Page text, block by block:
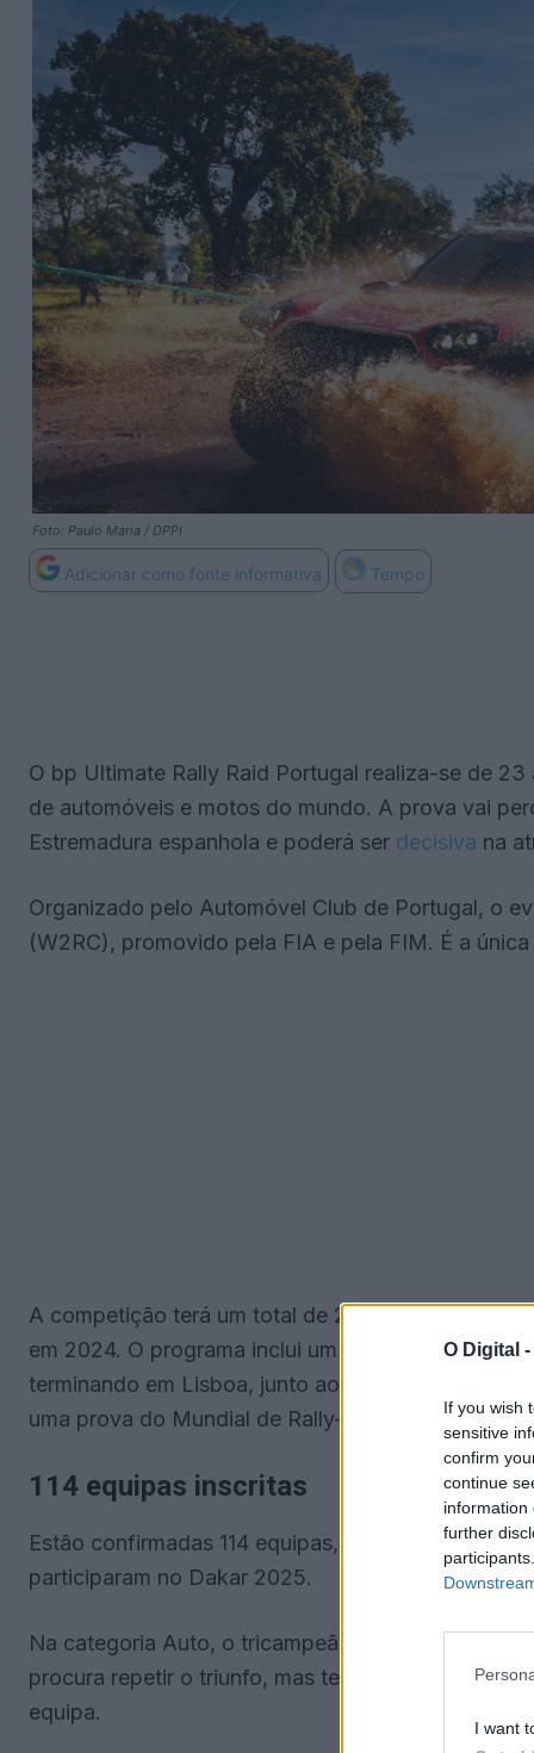
O Digital -
If you wish
sensitive
confirm
continue
information
further
I want
Foto: Paulo Maria / DPPI
Adicionar como fonte informativa Tempo
O bp Ultimate Rally Raid Portugal realiza-se de
de automóveis e motos do mundo. A prova vai
Estremadura espanhola e poderá ser decisiva na
Organizado pelo Automóvel Club de Portugal, o
(W2RC), promovido pela FIA e pela FIM. É a
A competição terá um total de 2.160 quilómetros,
em 2024. O programa inclui um prólogo em
terminando em Lisboa, junto ao Padrão dos
uma prova do Mundial de Rally-Raid.
114 equipas inscritas
Estão confirmadas 114 equipas, 62 na categoria
participaram no Dakar 2025.
Na categoria Auto, o tricampeão mundial e líder
procura repetir o triunfo, mas terá a oposição de
equipa.